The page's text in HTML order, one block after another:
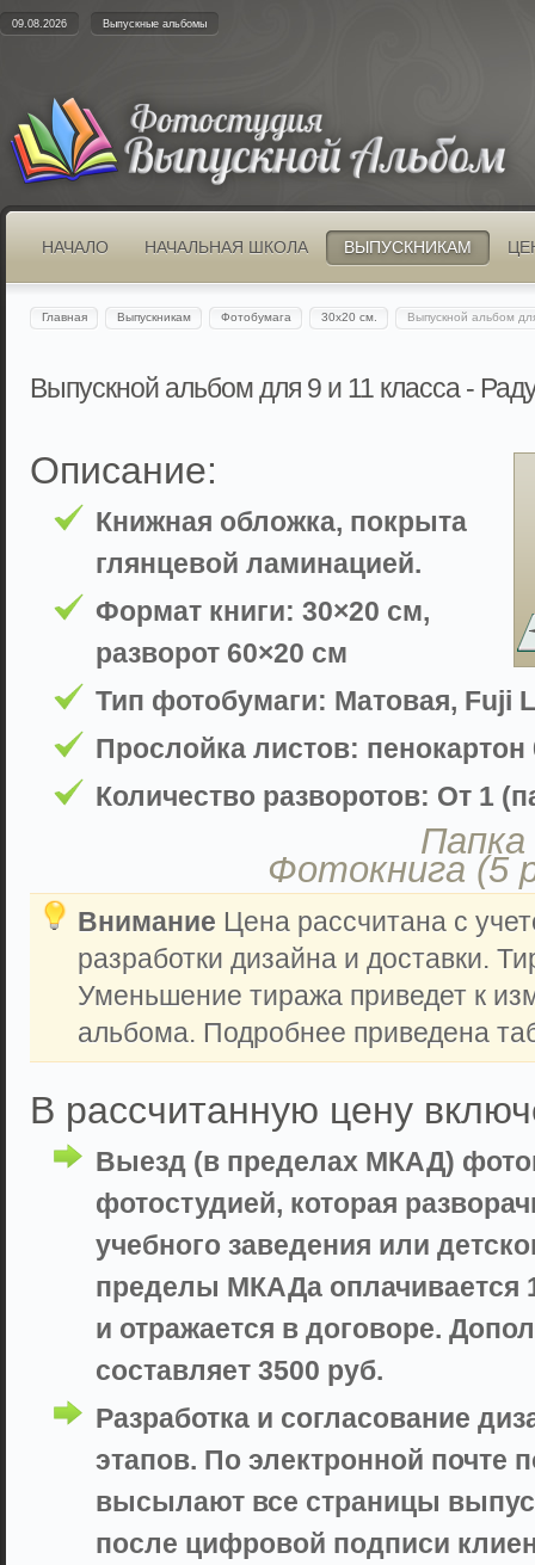
09.08.2026 Выпускные альбомы
НАЧАЛО НАЧАЛЬНАЯ ШКОЛА ВЫПУСКНИКАМ
Главная Выпускникам Фотобумага 30х20 см. Выпускной альбом
Выпускной альбом для 9 и 11 класса -
Описание:
Книжная обложка, покрыта
глянцевой ламинацией.
Формат книги: 30×20 см,
разворот 60×20 см
Тип фотобумаги: Матовая, Fuji
Прослойка листов:
Количество разворотов: От 1
Фотокнига (5
Внимание Цена рассчитана с
разработки дизайна и доставки.
Уменьшение тиража приведет к
альбома. Подробнее приведена
В рассчитанную цену
Выезд (в пределах МКАД)
фотостудией, которая
учебного заведения или
пределы МКАДа оплачивается
и отражается в договоре.
составляет 3500 руб.
Разработка и согласование
этапов. По электронной почте
высылают все страницы
после цифровой подписи